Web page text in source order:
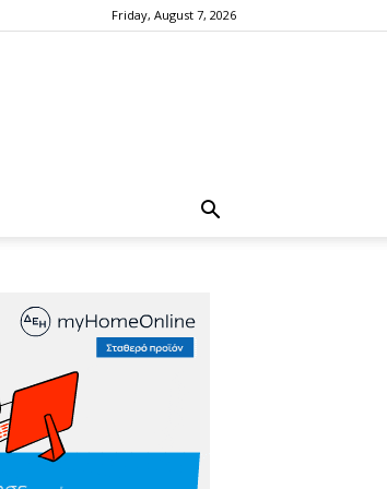
Friday, August 7, 2026